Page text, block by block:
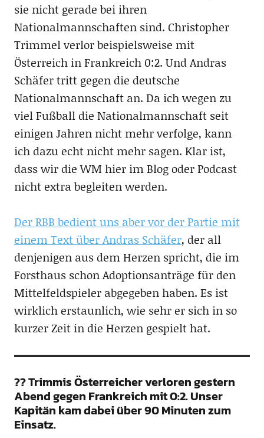
sie nicht gerade bei ihren
Nationalmannschaften sind. Christopher
Trimmel verlor beispielsweise mit
Österreich in Frankreich 0:2. Und Andras
Schäfer tritt gegen die deutsche
Nationalmannschaft an. Da ich wegen zu
viel Fußball die Nationalmannschaft seit
einigen Jahren nicht mehr verfolge, kann
ich dazu echt nicht mehr sagen. Klar ist,
dass wir die WM hier im Blog oder Podcast
nicht extra begleiten werden.
Der RBB bedient uns aber vor der Partie mit
einem Text über Andras Schäfer, der all
denjenigen aus dem Herzen spricht, die im
Forsthaus schon Adoptionsanträge für den
Mittelfeldspieler abgegeben haben. Es ist
wirklich erstaunlich, wie sehr er sich in so
kurzer Zeit in die Herzen gespielt hat.
?? Trimmis Österreicher verloren gestern
Abend gegen Frankreich mit 0:2. Unser
Kapitän kam dabei über 90 Minuten zum
Einsatz.